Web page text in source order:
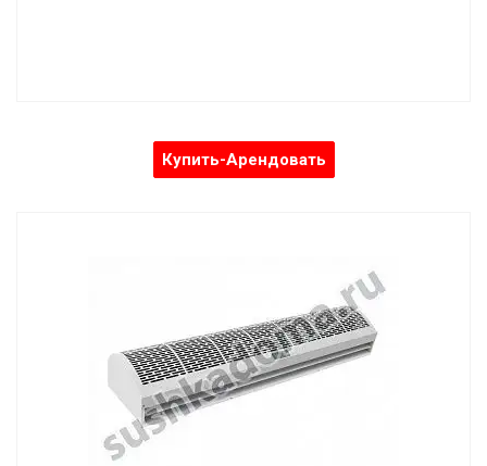
Купить-Арендовать
Электрическая воздушно-тепловая завеса ТЗ 6
Мощность: 6,0 кВт
Скорость воздушного потока: 5-10 м/с
Объем воздуха: 1300 м³/ч